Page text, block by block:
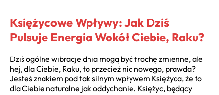
Księżycowe Wpływy: Jak Dziś
Pulsuje Energia Wokół Ciebie, Raku?
Dziś ogólne wibracje dnia mogą być trochę zmienne, ale
hej, dla Ciebie, Raku, to przecież nic nowego, prawda?
Jesteś znakiem pod tak silnym wpływem Księżyca, że to
dla Ciebie naturalne jak oddychanie. Księżyc, będący